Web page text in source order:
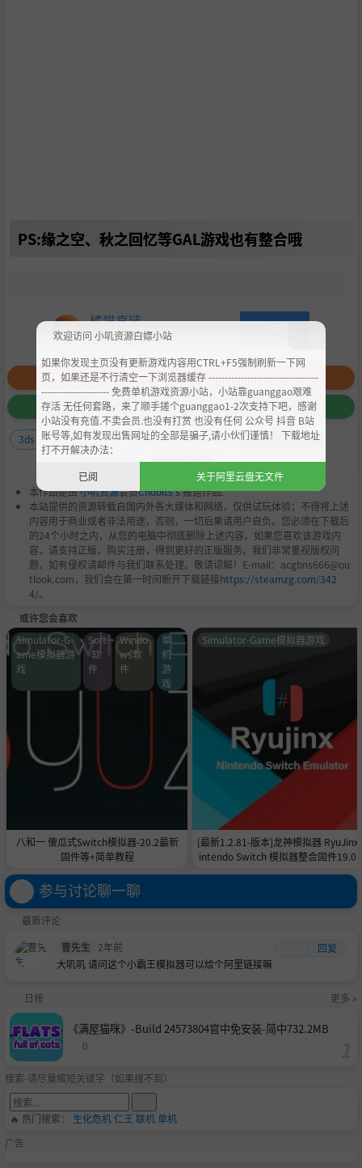
PS:缘之空、秋之回忆等GAL游戏也有整合哦
橘猫直链-
橘猫直链/BT
赞 +15
收藏 +3
3ds gba gbc nds psp
模拟器
问题反馈
本作品是由小叽资源会员Chobits's 搬运作品.
本站提供的资源转载自国内外各大媒体和网络，仅供试玩体验；不得将上述
内容用于商业或者非法用途，否则，一切后果请用户自负。您必须在下载后
的24个小时之内，从您的电脑中彻底删除上述内容。如果您喜欢该游戏内
容，请支持正版，购买注册，得到更好的正版服务。我们非常重视版权问
题，如有侵权请邮件与我们联系处理。敬请谅解！E-mail：acgbns666@ou
tlook.com，我们会在第一时间断开下载链接https://steamzg.com/342
4/。
或许您会喜欢
八和一 傻瓜式Switch模拟器-20.2最新
固件等+简单教程
Simulator-G
ame模拟器游
戏
Soft
-软
件
Windo
ws软
件
单
机
游
戏
[最新1.2.81-版本]龙神模拟器 RyuJinx
intendo Switch 模拟器整合固件
Simulator-Game模拟器游戏
参与讨论聊一聊
最新评论
曹先生
2年前
回复
大叽叽 请问这个小霸王模拟器可以给个阿里链接嘛
日榜 更多 »
《满屋猫咪》-Build 24573804官中免安装-简中732.2MB
0
搜索-请尽量缩短关键字（如果搜不到）
🔥 热门搜索： 生化危机仁王 联机单机
广告
欢迎访问 小叽资源白嫖小站
如果你发现主页没有更新游戏内容用CTRL+F5强制刷新一下网
页，如果还是不行清空一下浏览器缓存 ----------------------------------
--------------------- 免费单机游戏资源小站，小站靠guanggao艰难
存活 无任何套路，来了顺手搓个guanggao1-2次支持下吧，感谢
小站没有充值.不卖会员.也没有打赏 也没有任何 公众号 抖音 B站
账号等,如有发现出售网址的全部是骗子,请小伙们谨慎！ 下载地址
打不开解决办法：
已阅
关于阿里云盘无文件